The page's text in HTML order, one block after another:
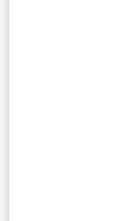
● avez des
une insuffisance
de poitrine
vous avez eu
pontage
périphérique
les jambes ou les
rétrécies ou
d'accident
les « mini-
ischémiques
● avez une
diabète, un
antécédents
cardiaque ou